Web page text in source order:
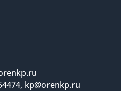
kp@orenkp.ru